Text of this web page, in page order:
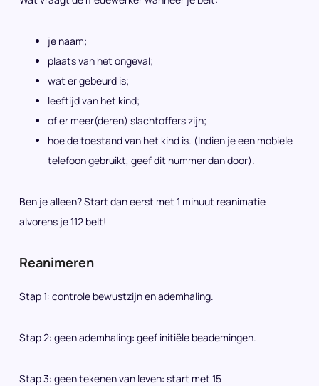
je naam;
plaats van het ongeval;
wat er gebeurd is;
leeftijd van het kind;
of er meer(deren) slachtoffers zijn;
hoe de toestand van het kind is. (Indien je een mobiele
telefoon gebruikt, geef dit nummer dan door).
Ben je alleen? Start dan eerst met 1 minuut reanimatie
alvorens je 112 belt!
Reanimeren
Stap 1: controle bewustzijn en ademhaling.
Stap 2: geen ademhaling: geef initiële beademingen.
Stap 3: geen tekenen van leven: start met 15